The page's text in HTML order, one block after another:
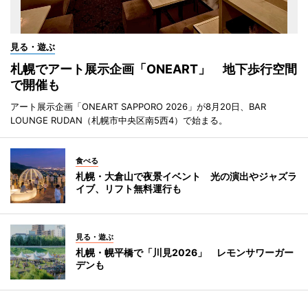
見る・遊ぶ
札幌でアート展示企画「ONEART」 地下歩行空間
で開催も
アート展示企画「ONEART SAPPORO 2026」が8月20日、BAR
LOUNGE RUDAN（札幌市中央区南5西4）で始まる。
食べる
札幌・大倉山で夜景イベント 光の演出やジャズラ
イブ、リフト無料運行も
見る・遊ぶ
札幌・幌平橋で「川見2026」 レモンサワーガー
デンも